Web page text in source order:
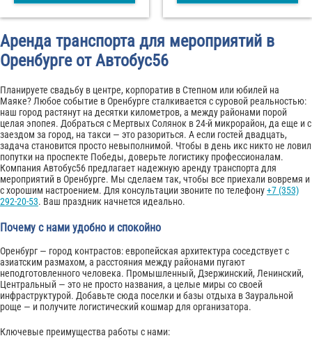
Аренда транспорта для мероприятий в
Оренбурге от Автобус56
Планируете свадьбу в центре, корпоратив в Степном или юбилей на
Маяке? Любое событие в Оренбурге сталкивается с суровой реальностью:
наш город растянут на десятки километров, а между районами порой
целая эпопея. Добраться с Мертвых Солянок в 24-й микрорайон, да еще и с
заездом за город, на такси — это разориться. А если гостей двадцать,
задача становится просто невыполнимой. Чтобы в день икс никто не ловил
попутки на проспекте Победы, доверьте логистику профессионалам.
Компания Автобус56 предлагает надежную аренду транспорта для
мероприятий в Оренбурге. Мы сделаем так, чтобы все приехали вовремя и
с хорошим настроением. Для консультации звоните по телефону+7 (353)
292-20-53. Ваш праздник начнется идеально.
Почему с нами удобно и спокойно
Оренбург — город контрастов: европейская архитектура соседствует с
азиатским размахом, а расстояния между районами пугают
неподготовленного человека. Промышленный, Дзержинский, Ленинский,
Центральный — это не просто названия, а целые миры со своей
инфраструктурой. Добавьте сюда поселки и базы отдыха в Зауральной
роще — и получите логистический кошмар для организатора.
Ключевые преимущества работы с нами: